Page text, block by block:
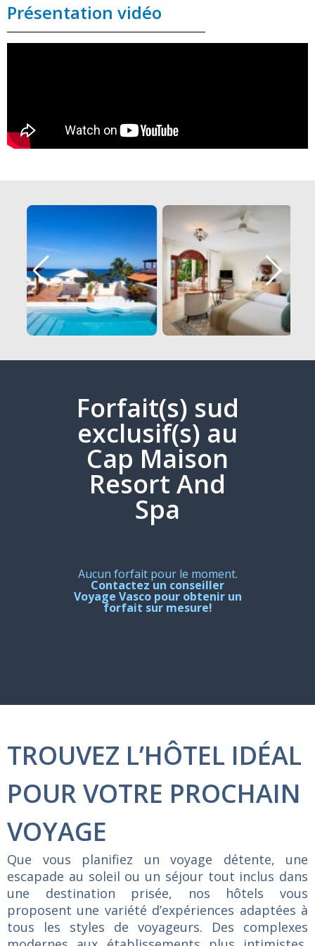
Présentation vidéo
Forfait(s) sud
exclusif(s) au
Cap Maison
Resort And
Spa
Aucun forfait pour le moment.
Contactez un conseiller
Voyage Vasco pour obtenir un
forfait sur mesure!
TROUVEZ L’HÔTEL IDÉAL
POUR VOTRE PROCHAIN
VOYAGE
Que vous planifiez un voyage détente, une
escapade au soleil ou un séjour tout inclus dans
une destination prisée, nos hôtelsvous
proposent une variété d’expériences adaptées à
tous les styles de voyageurs. Des complexes